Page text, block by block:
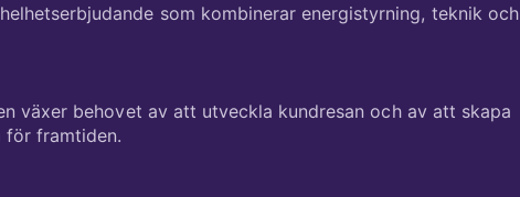
som kombinerar energistyrning, teknik och
växer behovet av att utveckla kundresan och av att skapa
för framtiden.